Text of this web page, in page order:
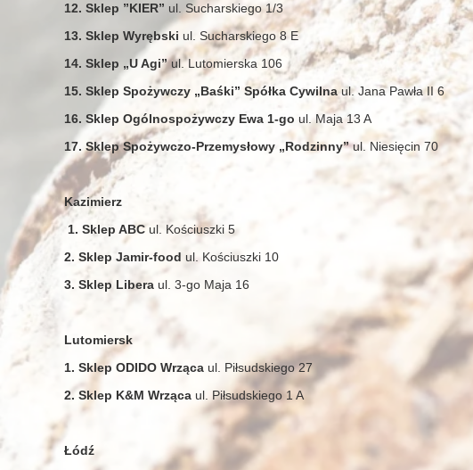
12. Sklep ”KIER” ul. Sucharskiego 1/3
13. Sklep Wyrębski ul. Sucharskiego 8 E
14. Sklep „U Agi”ul. Lutomierska 106
15. Sklep Spożywczy „Baśki” Spółka Cywilna ul. Jana Pawła II 6
16. Sklep Ogólnospożywczy Ewa 1-go ul. Maja 13 A
17. Sklep Spożywczo-Przemysłowy „Rodzinny”ul. Niesięcin 70
Kazimierz
1. Sklep ABCul. Kościuszki 5
2. Sklep Jamir-food ul. Kościuszki 10
3. Sklep Libera ul. 3-go Maja 16
Lutomiersk
1. Sklep ODIDO Wrząca ul. Piłsudskiego 27
2. Sklep K&M Wrząca ul. Piłsudskiego 1 A
Łódź